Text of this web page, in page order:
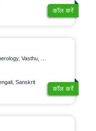
कॉल करें
Medical-Astrology, Prashna-Kundali
Sanskrit
कॉल करें